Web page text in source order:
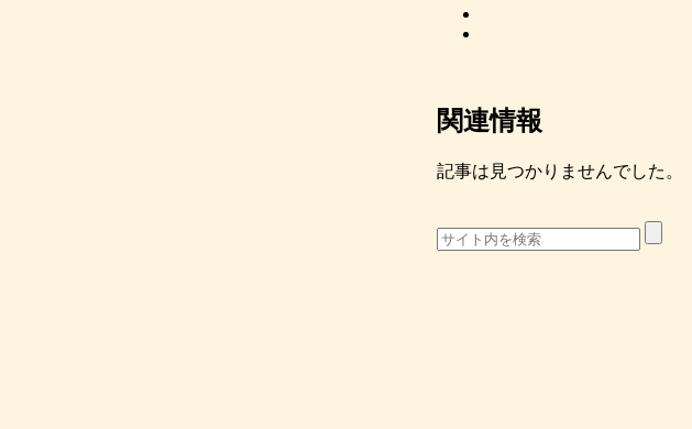
関連情報
記事は見つかりませんでした。